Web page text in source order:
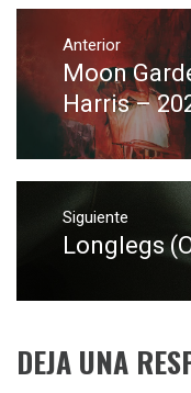
Navegación
de
entradas
Anterior
Entrada
anterior:
Moon
Harris –
Siguiente
Entrada
Longlegs
DEJA UNA